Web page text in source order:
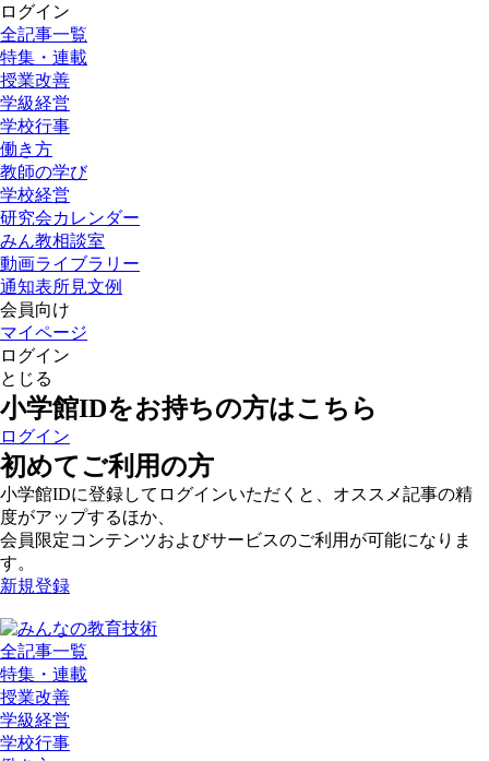
ログイン
全記事一覧
特集・連載
授業改善
学級経営
学校行事
働き方
教師の学び
学校経営
研究会カレンダー
みん教相談室
動画ライブラリー
通知表所見文例
会員向け
マイページ
ログイン
とじる
小学館IDをお持ちの方はこちら
ログイン
初めてご利用の方
小学館IDに登録してログインいただくと、オススメ記事の精
度がアップするほか、
会員限定コンテンツおよびサービスのご利用が可能になりま
す。
新規登録
全記事一覧
特集・連載
授業改善
学級経営
学校行事